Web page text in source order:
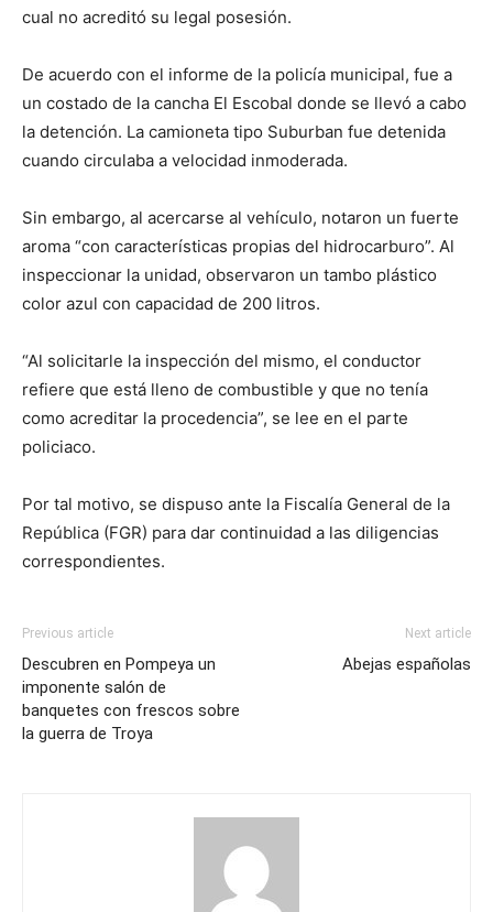
cual no acreditó su legal posesión.
De acuerdo con el informe de la policía municipal, fue a
un costado de la cancha El Escobal donde se llevó a cabo
la detención. La camioneta tipo Suburban fue detenida
cuando circulaba a velocidad inmoderada.
Sin embargo, al acercarse al vehículo, notaron un fuerte
aroma “con características propias del hidrocarburo”. Al
inspeccionar la unidad, observaron un tambo plástico
color azul con capacidad de 200 litros.
“Al solicitarle la inspección del mismo, el conductor
refiere que está lleno de combustible y que no tenía
como acreditar la procedencia”, se lee en el parte
policiaco.
Por tal motivo, se dispuso ante la Fiscalía General de la
República (FGR) para dar continuidad a las diligencias
correspondientes.
Previous article
Descubren en Pompeya un
imponente salón de
banquetes con frescos sobre
la guerra de Troya
Next article
Abejas españolas